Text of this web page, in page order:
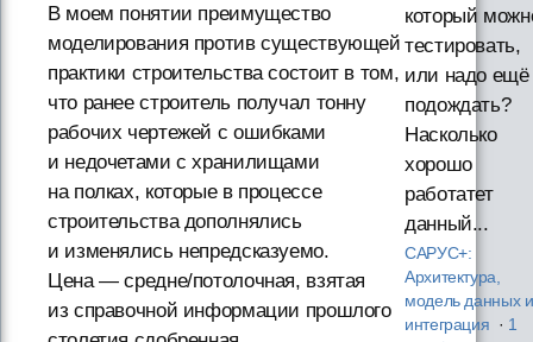
В моем понятии преимущество
моделирования против существующей
практики строительства состоит в том,
что ранее строитель получал тонну
рабочих чертежей с ошибками
и недочетами с хранилищами
на полках, которые в процессе
строительства дополнялись
и изменялись непредсказуемо.
Цена — средне/потолочная, взятая
из справочной информации прошлого
который
тестировать,
или надо ещё
подождать?
Насколько
хорошо
работатет
данный...
САРУС+:
Архитектура,
модель данных и
интеграция · 1